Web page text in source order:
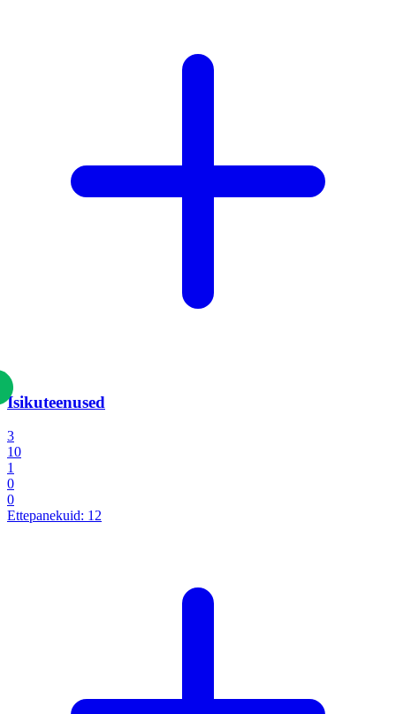
Isikuteenused
3
10
1
0
0
Ettepanekuid: 12